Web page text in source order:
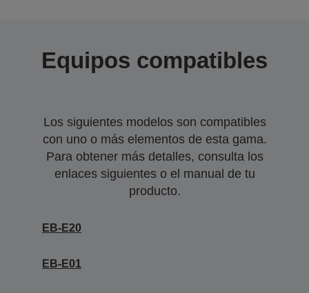
Equipos compatibles
Los siguientes modelos son compatibles
con uno o más elementos de esta gama.
Para obtener más detalles, consulta los
enlaces siguientes o el manual de tu
producto.
EB-E20
EB-E01